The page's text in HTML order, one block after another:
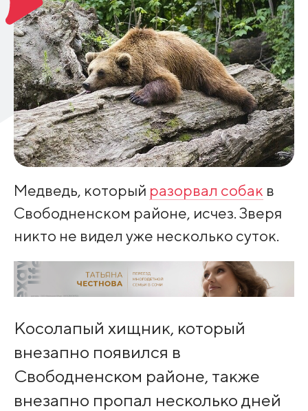
Медведь, который разорвал собак в
Свободненском районе, исчез. Зверя
никто не видел уже несколько суток.
Косолапый хищник, который
внезапно появился в
Свободненском районе, также
внезапно пропал несколько дней